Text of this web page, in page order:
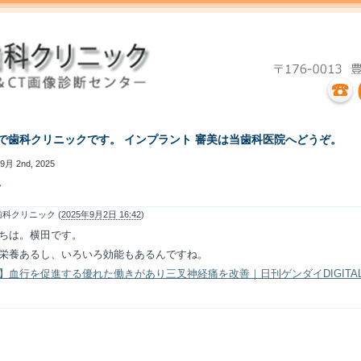
科クリニックです。 インプラント 審美は当歯科医院へどうぞ。
月 2nd, 2025
科クリニック (2025年9月2日 16:42)
は。横田です。
養あるし、いろいろ効能もあるんですね。
血行を促進する優れた働きがあり三叉神経痛を改善｜日刊ゲンダイ